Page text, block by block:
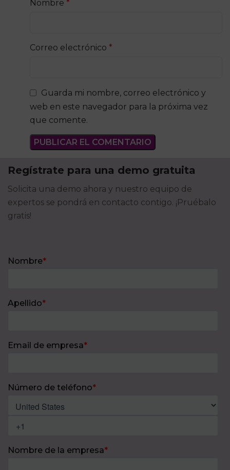
Nombre *
Correo electrónico *
Guarda mi nombre, correo electrónico y
web en este navegador para la próxima vez
que comente.
Regístrate para una demo gratuita
Solicita una demo ahora y nuestro equipo de
expertos se pondrá en contacto contigo. ¡Pruébalo
gratis!